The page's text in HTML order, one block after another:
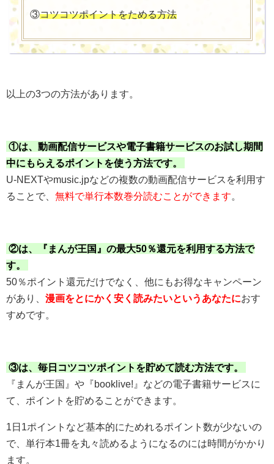
③コツコツポイントをためる方法
以上の3つの方法があります。
①は、動画配信サービスや電子書籍サービスのお試し期間
中にもらえるポイントを使う方法です。
U-NEXTやmusic.jpなどの複数の動画配信サービスを利用す
ることで、 無料で単行本数巻分読むことができます
②は、『まんが王国』の最大50％還元を利用する方法で
す。
50％ポイント還元だけでなく、他にもお得なキャンペーン
があり、 漫画をとにかく安く読みたいというあなたにおす
すめです。
③は、毎日コツコツポイントを貯めて読む方法です。
『まんが王国』や『booklive!』などの電子書籍サービスに
て、ポイントを貯めることができます。
1日1ポイントなど基本的にためれるポイント数が少ないの
で、単行本1冊を丸々読めるようになるのには時間がかかり
ます。